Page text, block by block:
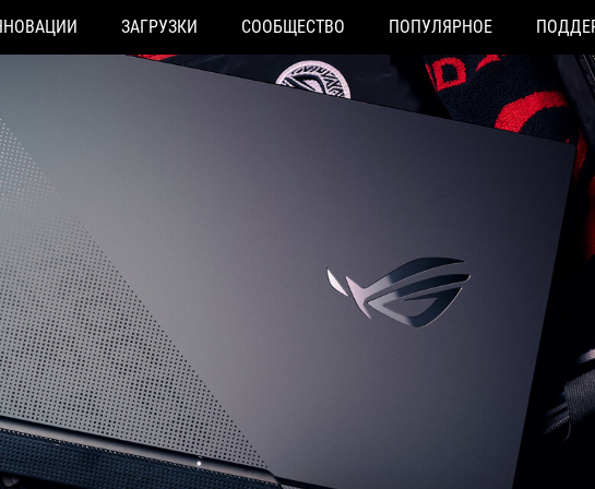
ЗАГРУЗКИ СООБЩЕСТВО ПОПУЛЯРНОЕ